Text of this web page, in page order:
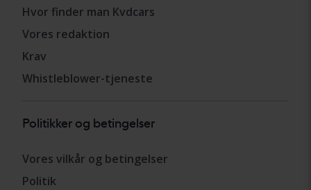
Hvor finder man Kvdcars
Vores redaktion
Krav
Whistleblower-tjeneste
Politikker og betingelser
Vores vilkår og betingelser
Politik